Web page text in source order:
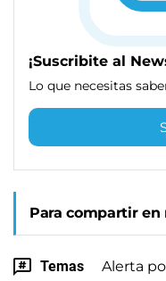
¡Suscribite al
Lo que necesitas
Para compartir en
Temas Alerta